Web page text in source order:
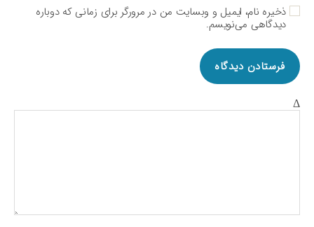
ذخیره نام، ایمیل و وبسایت من در مرورگر برای زمانی که دوباره
دیدگاهی می‌نویسم.
Δ